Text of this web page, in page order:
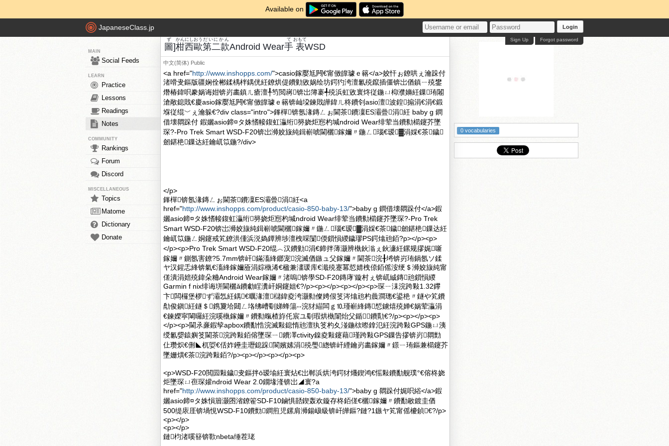
Available on
JapaneseClass.jp Login
Forgot password
Sign Up
MAIN
Social Feeds
LEARN
Practice
Lessons
Readings
Notes
COMMUNITY
Rankings
Forum
Discord
MISCELLANEOUS
Topics
Matome
Dictionary
Donate
圖
ず
]柑
かん
西
にし
歐
おう
第二款
だいにかん
Android Wear手
て
表
おもて
WSD
中文(简体) Public
<a href="http://www.inshopps.com/">casio鎵嬮尪闁€甯傚皥璩ｅ簵</a>姣忓ぉ鐐哄ぇ瀹跺付
渚嗗叏鏂版疆娴佺郴鍒楀柈鍝侊紝鐐烘偍鐨勭敓娲绘坊鍔犳洿澶氱殑鑹插僵锛岀偤鎮ㄧ殑鐢
熸椿鍏呮豢娲诲姏锛岃畵鎮ㄦ瘡澶╀笉閲嶈锛岀簿褰╃殑浜虹敓寰炵従鍦ㄩ枊濮嬶紝鏁珛闂
滄敞鎴戝€慶asio鎵嬮尪闁€甯傚皥璩ｅ簵锛屾垜鍊戝皣鍏ㄦ柊鐨刢asio澶波鍠搧涓€涓€鍛
堢従绲﹀ぇ瀹躲€?div class="intro">鎽樿锛氬湪鏄ㄥぉ閫茶鐨凜ES灞曡涓紝 baby g 鐧
借壊閷跺付 鍜孋asio鍗¤タ姝愭帹鍑虹灜绗簩娆炬惌杓堿ndroid Wear绯荤当鐨勬櫤鑳芥墜
琛?-Pro Trek Smart WSD-F20锛岀浉姣旇純鍓嶄唬閫欐鎵嬭〃鍦ㄥ瑙€瑷▓涓婇€茶鐬
劒鍖栬鏁达紝鑰屼笖鍦?/div>
</p>
鎽樿锛氬湪鏄ㄥぉ閫茶鐨凜ES灞曡涓紝<a
href="http://www.inshopps.com/product/casio-850-baby-13/">baby g 鐧借壊閷跺付</a>鍜
孋asio鍗¤タ姝愭帹鍑虹灜绗簩娆炬惌杓堿ndroid Wear绯荤当鐨勬櫤鑳芥墜琛?-Pro Trek
Smart WSD-F20锛岀浉姣旇純鍓嶄唬閫欐鎵嬭〃鍦ㄥ瑙€瑷▓涓婇€茶鐬劒鍖栬鏁达紝
鑰屼笖鍦ㄥ姛鑳戒笂鐐洪偅浜涚媯鐔辨埗澶栧啋闅偄鎻愪緵鐬璆PS鍔熻兘銆?p></p><p>
</p><p>Pro Trek Smart WSD-F20绲︿汉鐨勭涓€鍗拌薄灏辨槸鈥滃ぇ鈥濓紝鏍规摎娓噺
鎵嬭〃鍘氬害鐐?5.7mm锛屽鏋滀綘鎯宠浣滅偤鏃ュ父鎵嬭〃閫茶浣╂埓锛岃珛鍋氬ソ鍒
ヤ汉鍟忎綘锛氣€滀綘鎵嬭厱涓婃槸浠€楹兼澅瑗库€濈殑蹇冪悊婧栧倷銆傜洝绠＄浉姣旇純甯
傞潰涓婄殑鍏朵粬Android Wear鎵嬭〃渚嗚锛學SD-F20鏄庨’鏇村ぇ锛屼絾鏄兘鎻愪緵
Garmin f nix绯诲垪閫欐ǎ鐨勮睈瀵屽姛鑳姐€?/p><p></p><p></p><p>琛ㄧ洡浣跨敤1.32鑻
卞闆欏堡椤ず灞忥紝鍝€曞湪澶櫧鍏夌洿灏勬儏娉佷笅涔熻兘杓曟澗璁€鍙栬〃鐩や笂鐨
勪俊鎭紝鐩＄鎸夐垥閮ㄥ垎绋嶆劅娣蜂簜--浣犲緢闆ｇ⒑瑾嶄綘鏄惁鐪熺殑婵€娲荤灜涓
€鍊嬫寜閳曪紝浣嗘槸鎵嬭〃鐨勬暣楂斿仛宸ユ劅瑕烘槸闈炲父鍎鐨勩€?/p><p></p><p>
</p><p>閫氶亷鍜孧apbox鐨勫悎浣滅敤鎴惰兘澶犱笅杓夊湴鍦栨暩鎿氾紝浣跨敤GPS鍦ㄩ洟
绶氱媭鎱嬩笅閫茶浣跨敤銆傛墜琛ㄧ鐨凙ctivity鎳夌敤鑳藉瑾跨敤GPS鏁告摎锛岃閷勯
仩瓒炽€侀◣杌娿€佸妰鑸圭瓑鎴跺閬嬪嫊涓殑璺緫锛屽緸鑰岃畵鎵嬭〃鐛ㄧ珛鏂兼櫤鑳芥
墜姗熼€茶浣跨敤銆?/p><p></p><p></p><p>
<p>WSD-F20閲囩敤鐬叏鏂拌ō瑷堬紝寰炶€岀郸浜烘洿鍔犲爡鍥鸿€愮敤鐨勫舰璞°€傛柊娆
炬墜琛ㄩ亱琛孉ndroid Wear 2.0鐗堟湰锛岀◢寰?a
href="http://www.inshopps.com/product/casio-850-baby-13/">baby g 閷跺付娓呮綌</a>鍜
孋asio鍗¤タ姝愪篃灏囨渻鐐篧SD-F10鏀惧嚭鍥轰欢鏇存柊銆傞€欐鎵嬭〃鐨勫敭鍍圭偤
500缇庡厓锛堝悓WSD-F10鐨勯鐧煎児鏍肩浉鍚岋級锛屽皣鏂?鏈?1鏃ヤ笂甯傜櫦鍞€?/p>
<p></p>
<p></p>
鏈枃渚嗘簮锛歝nbeta缍茬珯
0 vocabularies